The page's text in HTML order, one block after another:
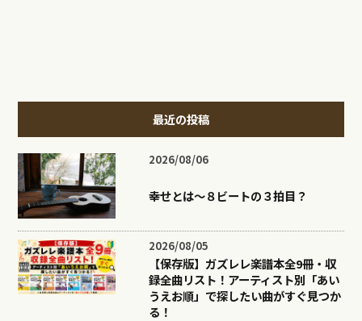
最近の投稿
2026/08/06
幸せとは〜８ビートの３拍目？
2026/08/05
【保存版】ガズレレ楽譜本全9冊・収
録全曲リスト！アーティスト別「あい
うえお順」で探したい曲がすぐ見つか
る！